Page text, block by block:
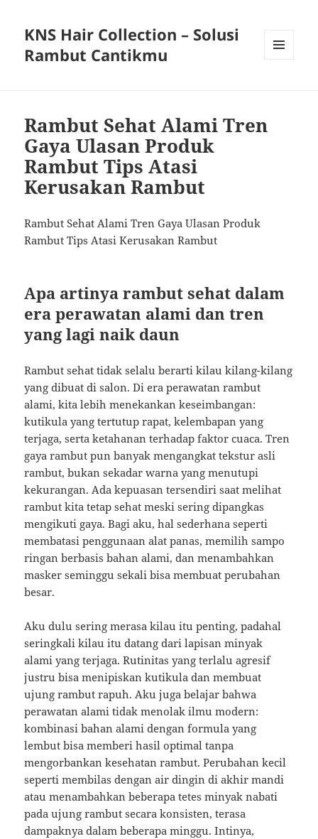
KNS Hair Collection – Solusi
Rambut Cantikmu
Rambut Sehat Alami Tren
Gaya Ulasan Produk
Rambut Tips Atasi
Kerusakan Rambut
Rambut Sehat Alami Tren Gaya Ulasan Produk
Rambut Tips Atasi Kerusakan Rambut
Apa artinya rambut sehat dalam
era perawatan alami dan tren
yang lagi naik daun
Rambut sehat tidak selalu berarti kilau kilang-kilang
yang dibuat di salon. Di era perawatan rambut
alami, kita lebih menekankan keseimbangan:
kutikula yang tertutup rapat, kelembapan yang
terjaga, serta ketahanan terhadap faktor cuaca. Tren
gaya rambut pun banyak mengangkat tekstur asli
rambut, bukan sekadar warna yang menutupi
kekurangan. Ada kepuasan tersendiri saat melihat
rambut kita tetap sehat meski sering dipangkas
mengikuti gaya. Bagi aku, hal sederhana seperti
membatasi penggunaan alat panas, memilih sampo
ringan berbasis bahan alami, dan menambahkan
masker seminggu sekali bisa membuat perubahan
besar.
Aku dulu sering merasa kilau itu penting, padahal
seringkali kilau itu datang dari lapisan minyak
alami yang terjaga. Rutinitas yang terlalu agresif
justru bisa menipiskan kutikula dan membuat
ujung rambut rapuh. Aku juga belajar bahwa
perawatan alami tidak menolak ilmu modern:
kombinasi bahan alami dengan formula yang
lembut bisa memberi hasil optimal tanpa
mengorbankan kesehatan rambut. Perubahan kecil
seperti membilas dengan air dingin di akhir mandi
atau menambahkan beberapa tetes minyak nabati
pada ujung rambut secara konsisten, terasa
dampaknya dalam beberapa minggu. Intinya,